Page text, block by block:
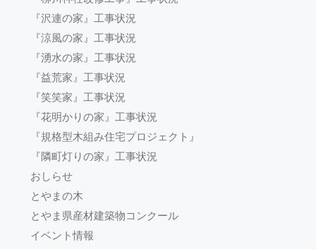
『沢連の家』工事状況
『涼風の家』工事状況
『湧水の家』工事状況
『益荒家』工事状況
『笑笑家』工事状況
『花明かりの家』工事状況
『規格型木組み住宅プロジェクト』
『隣町灯りの家』工事状況
おしらせ
とやまの木
とやま県産材建築物コンクール
イベント情報